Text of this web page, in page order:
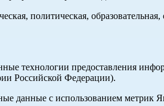
политическая, образовательная,
технологии предоставления
Российской Федерации).
данные с использованием метрик